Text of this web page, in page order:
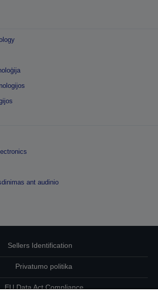
ant audinio
Sellers Identification
Privatumo politika
EU Data Act Compliance